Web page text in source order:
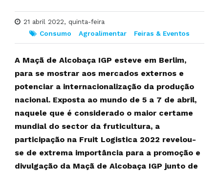
21 abril 2022, quinta-feira
Consumo
Agroalimentar Feiras & Eventos
A Maçã de Alcobaça IGP esteve em Berlim,
para se mostrar aos mercados externos e
potenciar a internacionalização da produção
nacional. Exposta ao mundo de 5 a 7 de abril,
naquele que é considerado o maior certame
mundial do sector da fruticultura, a
participação na Fruit Logistica 2022 revelou-
se de extrema importância para a promoção e
divulgação da Maçã de Alcobaça IGP junto de